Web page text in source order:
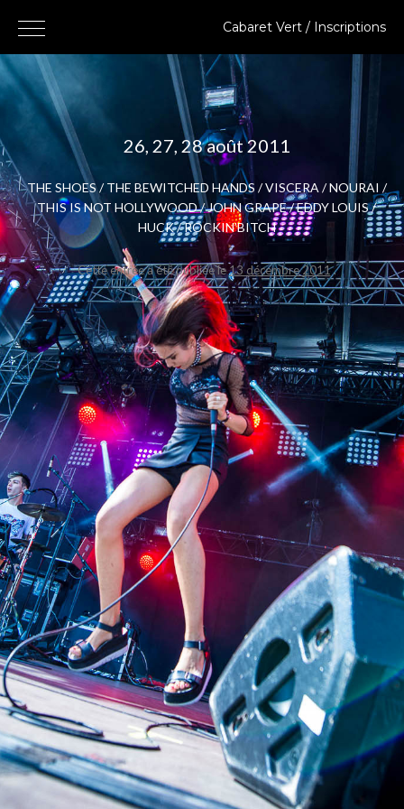
26, 27, 28 août 2011
THE SHOES / THE BEWITCHED HANDS / VISCERA / NOURAI /
THIS IS NOT HOLLYWOOD / JOHN GRAPE / EDDY LOUIS /
HUCK / ROCKIN’BITCH
Cette entrée a été publiée le13 décembre 2011.
Cabaret Vert / Inscriptions